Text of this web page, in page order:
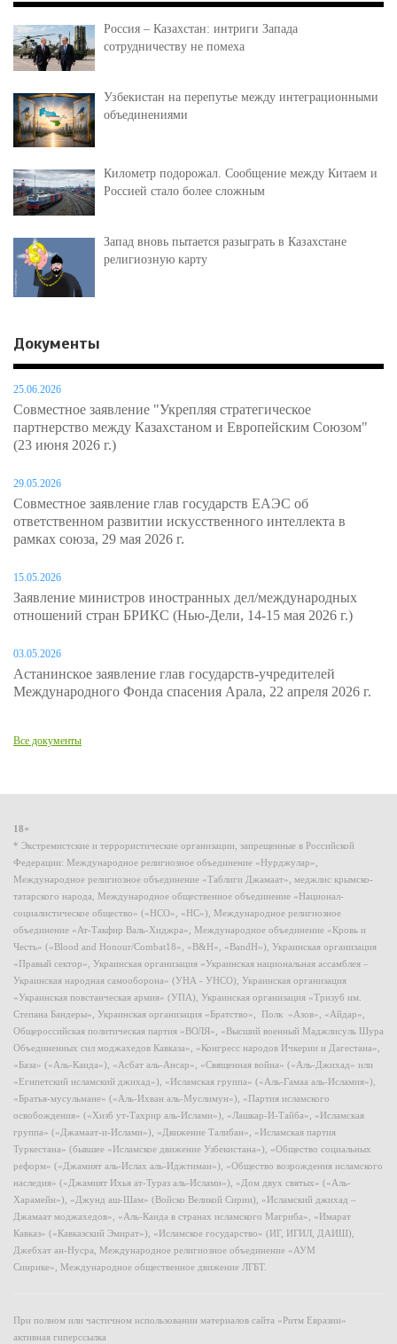
Россия – Казахстан: интриги Запада
сотрудничеству не помеха
Узбекистан на перепутье между интеграционными
объединениями
Километр подорожал. Сообщение между Китаем и
Россией стало более сложным
Запад вновь пытается разыграть в Казахстане
религиозную карту
Документы
25.06.2026
Совместное заявление "Укрепляя стратегическое
партнерство между Казахстаном и Европейским Союзом"
(23 июня 2026 г.)
29.05.2026
Совместное заявление глав государств ЕАЭС об
ответственном развитии искусственного интеллекта в
рамках союза, 29 мая 2026 г.
15.05.2026
Заявление министров иностранных дел/международных
отношений стран БРИКС (Нью-Дели, 14-15 мая 2026 г.)
03.05.2026
Астанинское заявление глав государств-учредителей
Международного Фонда спасения Арала, 22 апреля 2026 г.
Все документы
18+
* Экстремистские и террористические организации, запрещенные в Российской
Федерации: Международное религиозное объединение «Нурджулар»,
Международное религиозное объединение «Таблиги Джамаат», меджлис крымско-
татарского народа, Международное общественное объединение «Национал-
социалистическое общество» («НСО», «НС»), Международное религиозное
объединение «Ат-Такфир Валь-Хиджра», Международное объединение «Кровь и
Честь» («Blood and Honour/Combat18», «B&H», «BandH»), Украинская организация
«Правый сектор», Украинская организация «Украинская национальная ассамблея –
Украинская народная самооборона» (УНА - УНСО), Украинская организация
«Украинская повстанческая армия» (УПА), Украинская организация «Тризуб им.
Степана Бандеры», Украинская организация «Братство», Полк «Азов», «Айдар»,
Общероссийская политическая партия «ВОЛЯ», «Высший военный Маджлисуль Шура
Объединенных сил моджахедов Кавказа», «Конгресс народов Ичкерии и Дагестана»,
«База» («Аль-Каида»), «Асбат аль-Ансар», «Священная война» («Аль-Джихад» или
«Египетский исламский джихад»), «Исламская группа» («Аль-Гамаа аль-Исламия»),
«Братья-мусульмане» («Аль-Ихван аль-Муслимун»), «Партия исламского
освобождения» («Хизб ут-Тахрир аль-Ислами»), «Лашкар-И-Тайба», «Исламская
группа» («Джамаат-и-Ислами»), «Движение Талибан», «Исламская партия
Туркестана» (бывшее «Исламское движение Узбекистана»), «Общество социальных
реформ» («Джамият аль-Ислах аль-Иджтимаи»), «Общество возрождения исламского
наследия» («Джамият Ихья ат-Тураз аль-Ислами»), «Дом двух святых» («Аль-
Харамейн»), «Джунд аш-Шам» (Войско Великой Сирии), «Исламский джихад –
Джамаат моджахедов», «Аль-Каида в странах исламского Магриба», «Имарат
Кавказ» («Кавказский Эмират»), «Исламское государство» (ИГ, ИГИЛ, ДАИШ),
Джебхат ан-Нусра, Международное религиозное объединение «АУМ
Синрике», Международное общественное движение ЛГБТ.
При полном или частичном использовании материалов сайта «Ритм Евразии»
активная гиперссылка